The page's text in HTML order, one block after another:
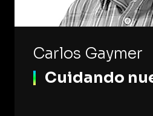
Carlos Gaymer
Cuidando